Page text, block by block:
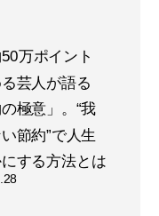
万ポイント
芸人が語る
の極意」。“我
節約”で人生
する方法とは